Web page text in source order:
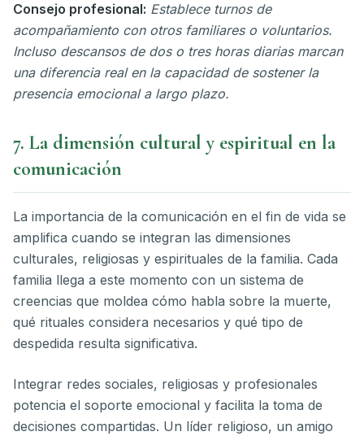
Consejo profesional: Establece turnos de
acompañamiento con otros familiares o voluntarios.
Incluso descansos de dos o tres horas diarias marcan
una diferencia real en la capacidad de sostener la
presencia emocional a largo plazo.
7. La dimensión cultural y espiritual en la
comunicación
La importancia de la comunicación en el fin de vida se
amplifica cuando se integran las dimensiones
culturales, religiosas y espirituales de la familia. Cada
familia llega a este momento con un sistema de
creencias que moldea cómo habla sobre la muerte,
qué rituales considera necesarios y qué tipo de
despedida resulta significativa.
Integrar redes sociales, religiosas y profesionales
potencia el soporte emocional y facilita la toma de
decisiones compartidas. Un líder religioso, un amigo